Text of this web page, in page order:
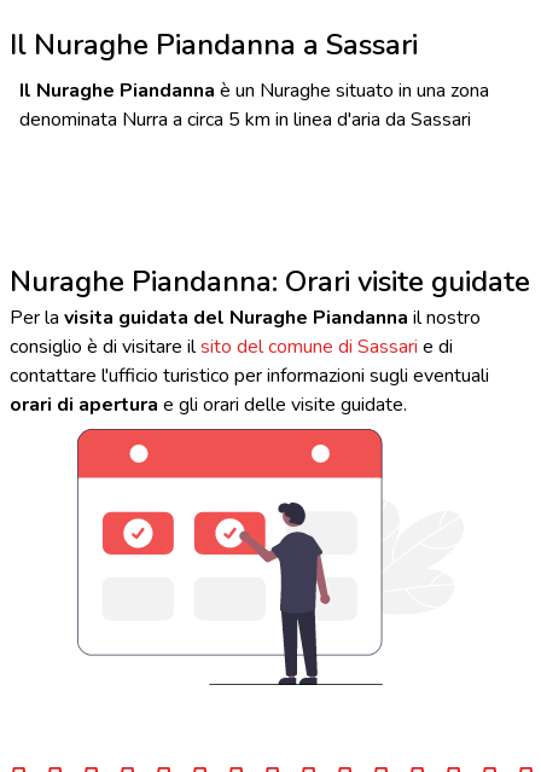
Il Nuraghe Piandanna a Sassari
Il Nuraghe Piandanna è un Nuraghe situato in una zona
denominata Nurra a circa 5 km in linea d'aria da Sassari
Nuraghe Piandanna: Orari visite guidate
Per la visita guidata del Nuraghe Piandanna il nostro
consiglio è di visitare ilsito del comune di Sassari e di
contattare l'ufficio turistico per informazioni sugli eventuali
orari di apertura e gli orari delle visite guidate.